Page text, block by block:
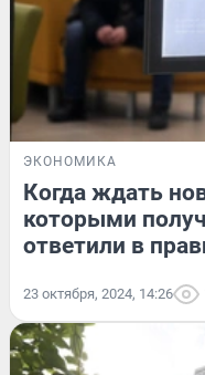
ЭКОНОМИКА
Когда ждать
которыми
ответили в
23 октября, 2024, 14:26